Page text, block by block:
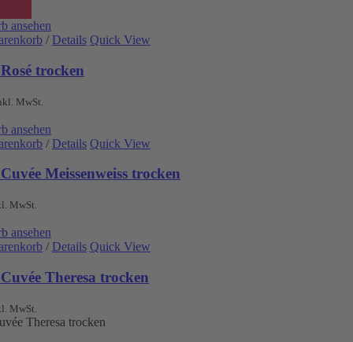
ansehen
/ Details Quick View
trocken
MwSt.
ansehen
/ Details Quick View
Meissenweiss trocken
MwSt.
ansehen
/ Details Quick View
Theresa trocken
MwSt.
Theresa trocken